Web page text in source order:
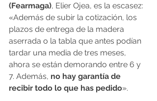
(Fearmaga), Elier Ojea, es la escasez:
«Además de subir la cotización, los
plazos de entrega de la madera
aserrada o la tabla que antes podían
tardar una media de tres meses,
ahora se están demorando entre 6 y
7. Además, no hay garantía de
recibir todo lo que has pedido».